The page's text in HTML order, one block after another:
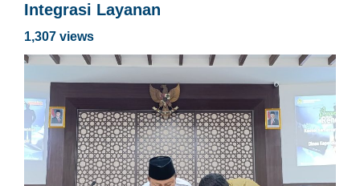
Integrasi Layanan
1,307 views